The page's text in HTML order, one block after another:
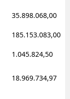
35.898.068,00
185.153.083,00
1.045.824,50
18.969.734,97